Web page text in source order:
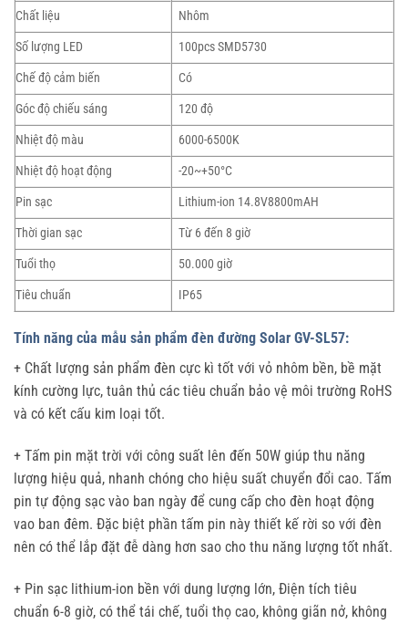
Chất liệu
Nhôm
Số lượng LED
100pcs SMD5730
Chế độ cảm biến
Có
Góc độ chiếu sáng
120 độ
Nhiệt độ màu
6000-6500K
Nhiệt độ hoạt động
-20~+50°C
Pin sạc
Lithium-ion 14.8V8800mAH
Thời gian sạc
Từ 6 đến 8 giờ
Tuổi thọ
50.000 giờ
Tiêu chuẩn
IP65
Tính năng của mẫu sản phẩm đèn đường Solar GV-SL57:
+ Chất lượng sản phẩm đèn cực kì tốt với vỏ nhôm bền, bề mặt
kính cường lực, tuân thủ các tiêu chuẩn bảo vệ môi trường RoHS
và có kết cấu kim loại tốt.
+ Tấm pin mặt trời với công suất lên đến 50W giúp thu năng
lượng hiệu quả, nhanh chóng cho hiệu suất chuyển đổi cao. Tấm
pin tự động sạc vào ban ngày để cung cấp cho đèn hoạt động
vao ban đêm. Đặc biệt phần tấm pin này thiết kế rời so với đèn
nên có thể lắp đặt đễ dàng hơn sao cho thu năng lượng tốt nhất.
+ Pin sạc lithium-ion bền với dung lượng lớn, Điện tích tiêu
chuẩn 6-8 giờ, có thể tái chế, tuổi thọ cao, không giãn nở, không